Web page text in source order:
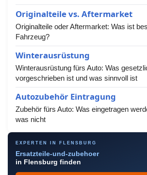
Originalteile vs. Aftermarket
Originalteile oder Aftermarket: Was ist
Fahrzeug?
Winterausrüstung
Winterausrüstung fürs Auto: Was
vorgeschrieben ist und was sinnvoll ist
Autozubehör Eintragung
Zubehör fürs Auto: Was eingetragen
was nicht
EXPERTEN IN FLENSBURG
Ersatzteile-und-zubehoer
in Flensburg finden